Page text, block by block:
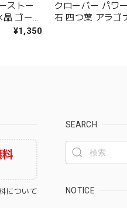
ストー
ゴール
ディー
¥1,350
クローバー パワ
石 四つ葉 アラゴ
アメジスト クリ
について
SEARCH
NOTICE